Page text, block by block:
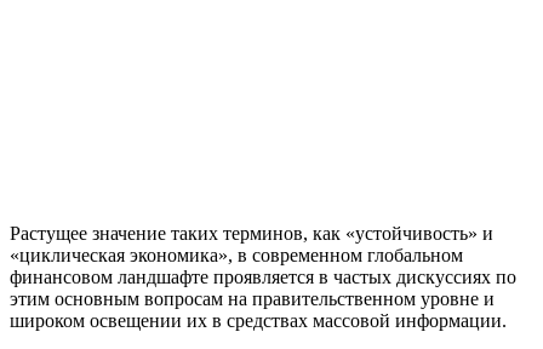
Растущее значение таких терминов, как «устойчивость» и
«циклическая экономика», в современном глобальном
финансовом ландшафте проявляется в частых дискуссиях по
этим основным вопросам на правительственном уровне и
широком освещении их в средствах массовой информации.